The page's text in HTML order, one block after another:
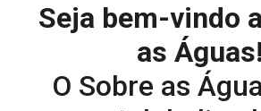
Seja bem-vindo
as Águas!
O Sobre as